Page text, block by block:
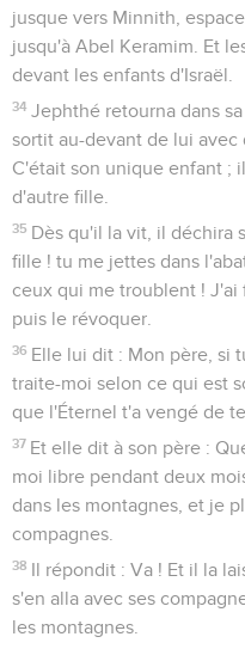
jusque vers Minnith,
jusqu'à Abel Keramim. Et
devant les enfants d'Israël.
34 Jephthé retourna dans
sortit au-devant de lui avec
C'était son unique enfant ;
d'autre fille.
35 Dès qu'il la vit, il déchira
fille ! tu me jettes dans
ceux qui me troublent !
puis le révoquer.
36 Elle lui dit : Mon père, si
traite-moi selon ce qui est
que l'Éternel t'a vengé de
37 Et elle dit à son père :
moi libre pendant deux
dans les montagnes, et je
compagnes.
38 Il répondit : Va ! Et il la
s'en alla avec ses
les montagnes.